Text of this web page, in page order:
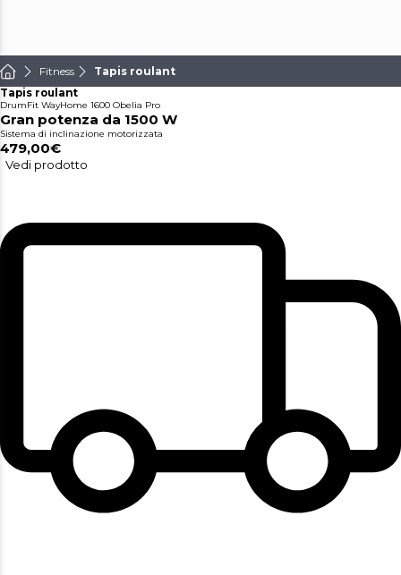
Fitness Tapis roulant
Tapis roulant
DrumFit WayHome 1600 Obelia Pro
Gran potenza da 1500 W
Sistema di inclinazione motorizzata
479,00€
Vedi prodotto